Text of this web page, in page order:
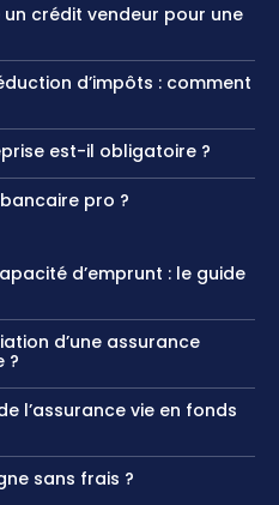
crédit vendeur pour une
d’impôts : comment
est-il obligatoire ?
pro ?
d’emprunt : le guide
d’une assurance
?
l’assurance vie en fonds
sans frais ?